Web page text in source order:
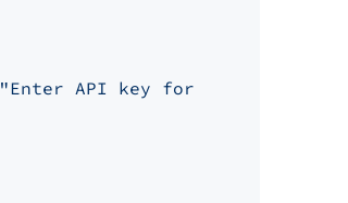
"Enter API key for IBM watsonx: "